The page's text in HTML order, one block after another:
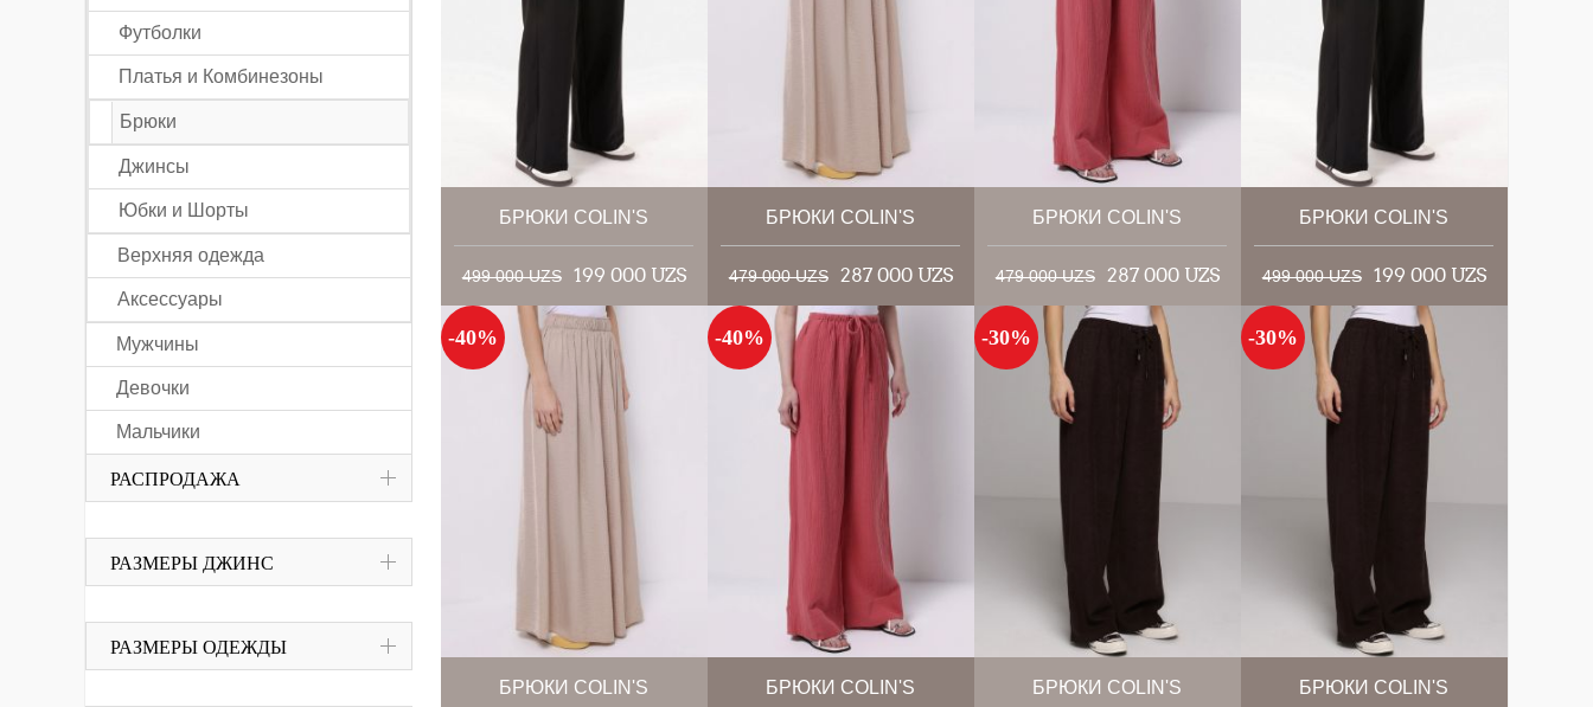
БРЮКИ COLIN'S
499 000 UZS 199 000 UZS
БРЮКИ COLIN'S
479 000 UZS 287 000 UZS
БРЮКИ COLIN'S
479 000 UZS 287 000 UZS
БРЮКИ COLIN'S
499 000 UZS 199 000 UZS
-40%
БРЮКИ COLIN'S
-40%
БРЮКИ COLIN'S
-30%
БРЮКИ COLIN'S
-30%
БРЮКИ COLIN'S
Футболки
Платья и Комбинезоны
Брюки
Джинсы
Юбки и Шорты
Верхняя одежда
Аксессуары
Мужчины
Девочки
Мальчики
РАСПРОДАЖА
РАЗМЕРЫ ДЖИНС
РАЗМЕРЫ ОДЕЖДЫ